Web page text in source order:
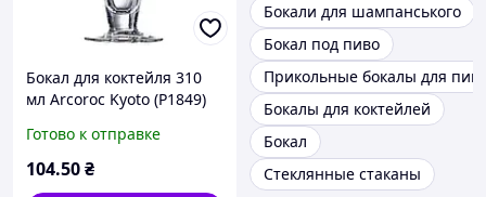
Бокал для коктейля 310
мл Arcoroc Kyoto (P1849)
Готово к отправке
104.50₴
Бокали для шампанського
Бокал под пиво
Прикольные бокалы для
Бокалы для коктейлей
Бокал
Стеклянные стаканы